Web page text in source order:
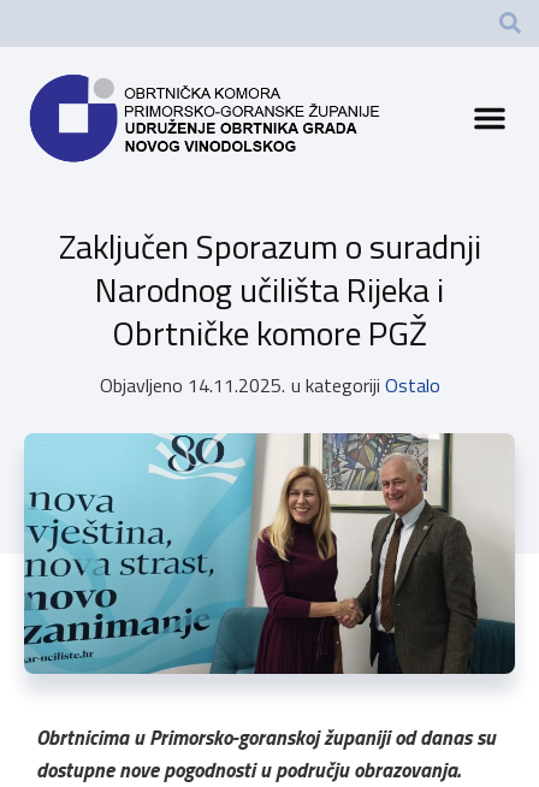
Zaključen Sporazum o suradnji
Narodnog učilišta Rijeka i
Obrtničke komore PGŽ
Objavljeno 14.11.2025. u kategoriji Ostalo
Obrtnicima u Primorsko-goranskoj županiji od danas su
dostupne nove pogodnosti u području obrazovanja.